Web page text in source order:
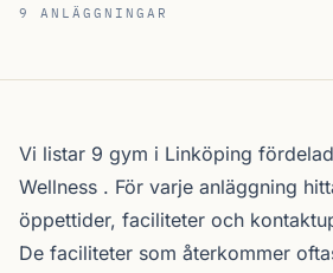
9 ANLÄGGNINGAR
Om gymutbudet i Linköping
Vi listar 9 gym i Linköping
Wellness . För varje anläggning
öppettider, faciliteter och
De faciliteter som återkommer